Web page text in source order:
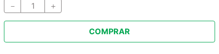
＋
－
COMPRAR